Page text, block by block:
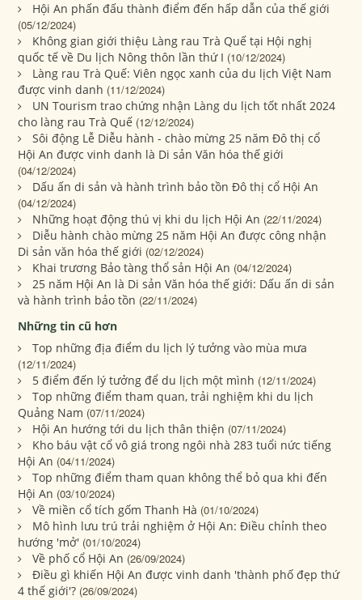
Hội An phấn đấu thành điểm đến hấp dẫn của thế giới
(05/12/2024)
Không gian giới thiệu Làng rau Trà Quế tại Hội nghị
quốc tế về Du lịch Nông thôn lần thứ I (10/12/2024)
Làng rau Trà Quế: Viên ngọc xanh của du lịch Việt Nam
được vinh danh (11/12/2024)
UN Tourism trao chứng nhận Làng du lịch tốt nhất 2024
cho làng rau Trà Quế (12/12/2024)
Sôi động Lễ Diễu hành - chào mừng 25 năm Đô thị cổ
Hội An được vinh danh là Di sản Văn hóa thế giới
(04/12/2024)
Dấu ấn di sản và hành trình bảo tồn Đô thị cổ Hội An
(04/12/2024)
Những hoạt động thú vị khi du lịch Hội An (22/11/2024)
Diễu hành chào mừng 25 năm Hội An được công nhận
Di sản văn hóa thế giới (02/12/2024)
Khai trương Bảo tàng thổ sản Hội An (04/12/2024)
25 năm Hội An là Di sản Văn hóa thế giới: Dấu ấn di sản
và hành trình bảo tồn (22/11/2024)
Những tin cũ hơn
Top những địa điểm du lịch lý tưởng vào mùa mưa
(12/11/2024)
5 điểm đến lý tưởng để du lịch một mình (12/11/2024)
Top những điểm tham quan, trải nghiệm khi du lịch
Quảng Nam (07/11/2024)
Hội An hướng tới du lịch thân thiện (07/11/2024)
Kho báu vật cổ vô giá trong ngôi nhà 283 tuổi nức tiếng
Hội An (04/11/2024)
Top những điểm tham quan không thể bỏ qua khi đến
Hội An (03/10/2024)
Về miền cổ tích gốm Thanh Hà (01/10/2024)
Mô hình lưu trú trải nghiệm ở Hội An: Điều chỉnh theo
hướng 'mở' (01/10/2024)
Về phố cổ Hội An (26/09/2024)
Điều gì khiến Hội An được vinh danh 'thành phố đẹp thứ
4 thế giới'? (26/09/2024)